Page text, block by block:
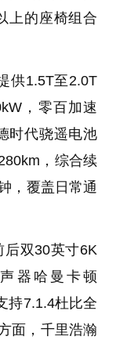
上的座椅组合
供1.5T至2.0T
，零百加速
时代骁遥电池
，综合续
，覆盖日常通
后双30英寸6K
器哈曼卡顿
持7.1.4杜比全
面，千里浩瀚